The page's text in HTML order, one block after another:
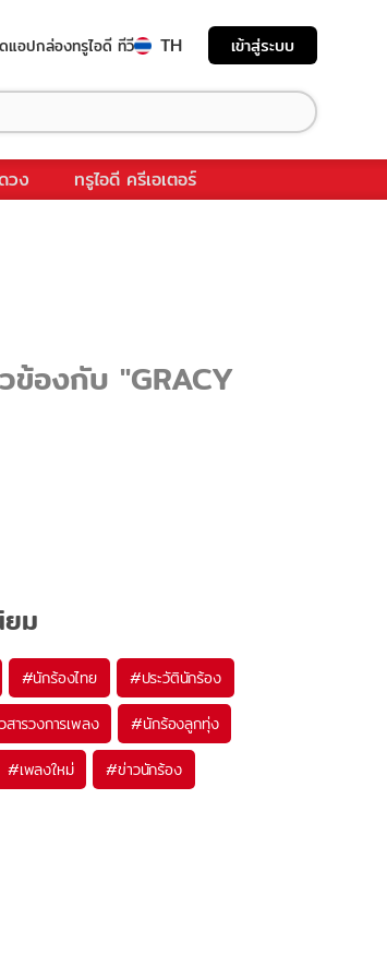
แอปกล่องทรูไอดี ทีวี TH เข้าสู่ระบบ
วง ทรูไอดี ครีเอเตอร์
ข้องกับ "GRACY
ม
#นักร้องไทย #ประวัตินักร้อง
สารวงการเพลง #นักร้องลูกทุ่ง
#เพลงใหม่ #ข่าวนักร้อง